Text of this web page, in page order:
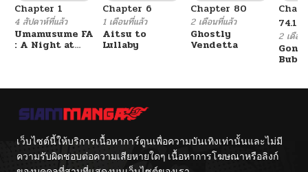
Chapter 1
4 สัปดาห์ที่แล้ว
Umamusume FA
: A Night at
Chapter 6
1 เดือนที่แล้ว
Aitsu to
Lullaby
Chapter 80
2 เดือนที่แล้ว
Ghostly
Vendetta
2 เดือน
เว็บไซต์นี้ให้บริการเนื้อหาการ์ตูนเพื่อความบันเทิงเท่านั้นและไม่มี
ความรับผิดชอบต่อความเสียหายใดๆ เนื้อหาการโฆษณาหรือลิงก์